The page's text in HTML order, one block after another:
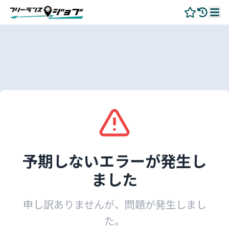
予期しないエラーが発生し
ました
申し訳ありませんが、問題が発生しまし
た。